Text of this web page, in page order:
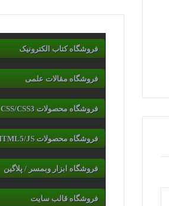
فروشگاه کتاب الکترونیک
فروشگاه مقالات علمی
فروشگاه محصولات CSS/CSS3
فروشگاه محصولات HTML5/JS
فروشگاه ابزار وبمسر / پلاگین
فروشگاه قالب سایت